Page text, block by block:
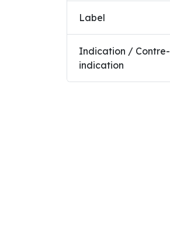
Label
Indication / Contre-
indication